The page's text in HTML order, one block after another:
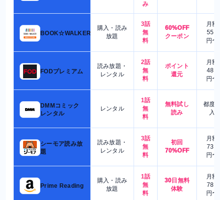
み
BOOK☆WALKER
購入・読み
放題
3話
無
料
60%OFF
クーポン
月額
550
円〜
FODプレミアム
読み放題・
レンタル
2話
無
料
ポイント
還元
月額
480
円〜
DMMコミック
レンタル
レンタル
1話
無
料
無料試し
読み
都度
入
シーモア読み放
題
読み放題・
レンタル
3話
無
料
初回
70%OFF
月額
730
円〜
Prime Reading
購入・読み
放題
1話
無
料
30日無料
体験
月額
780
円〜